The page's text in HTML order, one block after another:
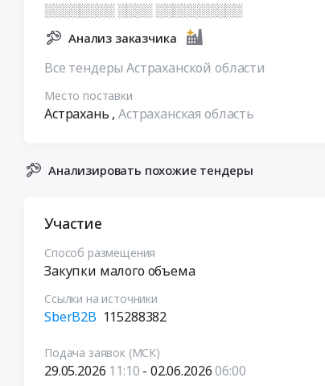
░░░░░░░░ ░░░░ ░░░░░░░░░░
Анализ заказчика
Все тендеры Астраханской области
Место поставки
Астрахань ,Астраханская область
Анализировать похожие тендеры
Участие
Способ размещения
Закупки малого объема
Ссылки на источники
SberB2B 115288382
Подача заявок (МСК)
29.05.2026 11:10 - 02.06.202606:00